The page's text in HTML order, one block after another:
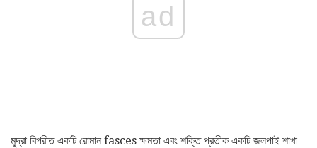
ad
মুদ্রা বিপরীত একটি রোমান fasces ক্ষমতা এবং শক্তি প্রতীক একটি জলপাই শাখা